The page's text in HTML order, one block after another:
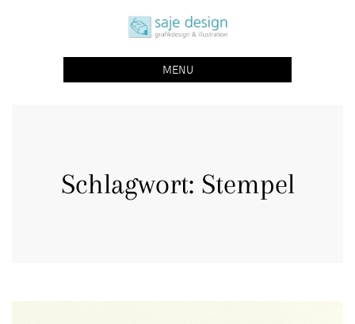
saje design bonn
grafikdesign | buchgestaltung | illustration
MENU
Schlagwort: Stempel